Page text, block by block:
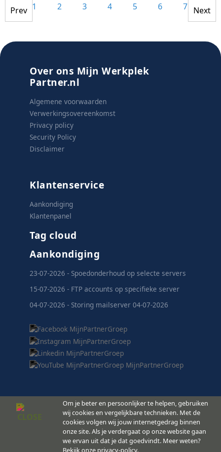
1 2 3 4 5 6 7 8
Prev Next
Over ons Mijn Werkplek
Partner.nl
Algemene voorwaarden
Verwerkingsovereenkomst
Privacy policy
Security Policy
Disclaimer
Klantenservice
Aankondiging
Klantenpanel
Tag cloud
Aankondiging
23-07-2026 - Spoedonderhoud op selecte servers
15-07-2026 - FTP accounts op specifieke server
04-07-2026 - Storing mailserver 04-07-2026
MijnPartnerGroep.nl
© 2008 -
Om je beter en persoonlijker te helpen, gebruiken
wij cookies en vergelijkbare technieken. Met de
cookies volgen wij jouw internetgedrag binnen
onze site. Als je verdergaat op onze website gaan
we ervan uit dat je dat goedvindt. Meer weten?
Bekijk onze privacy-policy.